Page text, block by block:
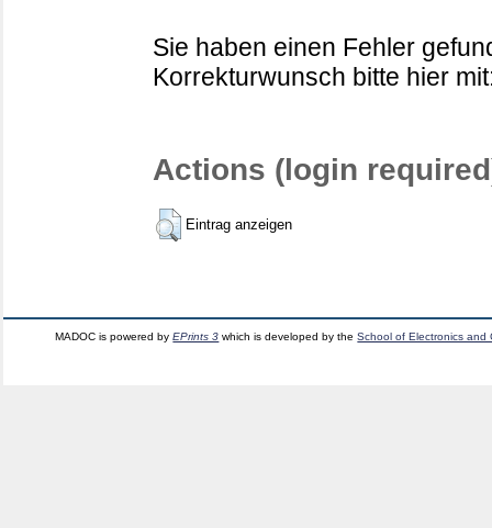
Sie haben einen Fehler
Korrekturwunsch bitte hier
Actions (login
Eintrag anzeigen
MADOC is powered byEPrints 3 which is developed by theSchool of Electronics and